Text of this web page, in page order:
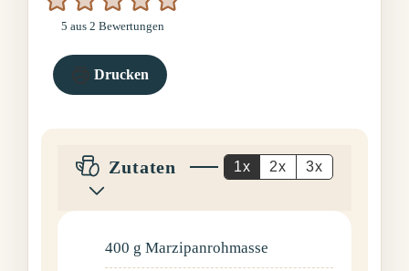
5 aus 2 Bewertungen
Drucken
Zutaten 1x 2x 3x
400 g Marzipanrohmasse